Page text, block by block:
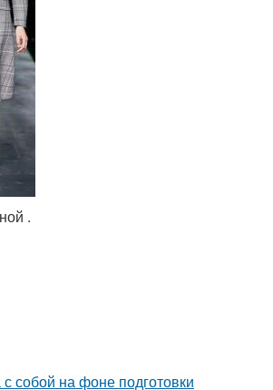
.
собой на фоне подготовки